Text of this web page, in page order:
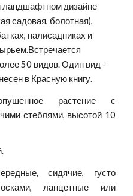
ландшафтном дизайне
садовая, болотная),
палисадниках и
50 видов. Один вид -
в Красную книгу.
растение с
стеблями, высотой 10
сидячие, густо
ланцетные или